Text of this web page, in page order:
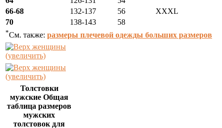
66-68
132‑137 56
XXXL
70
138‑143 58
*См. также: размеры плечевой одежды больших размеров
(увеличить)
(увеличить)
Толстовки
мужские Общая
таблица размеров
мужских
толстовок для